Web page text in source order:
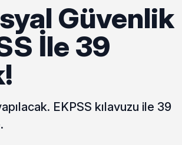
Güvenlik
İle 39
EKPSS kılavuzu ile 39